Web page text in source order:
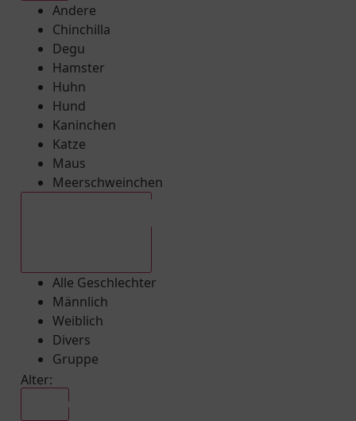
Andere
Chinchilla
Degu
Hamster
Huhn
Hund
Kaninchen
Katze
Maus
Meerschweinchen
Alle Geschlechter
Männlich
Weiblich
Divers
Gruppe
Alter: